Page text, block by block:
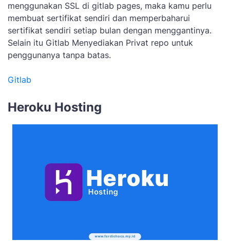
menggunakan SSL di gitlab pages, maka kamu perlu
membuat sertifikat sendiri dan memperbaharui
sertifikat sendiri setiap bulan dengan menggantinya.
Selain itu Gitlab Menyediakan Privat repo untuk
penggunanya tanpa batas.
Gitlab
Heroku Hosting